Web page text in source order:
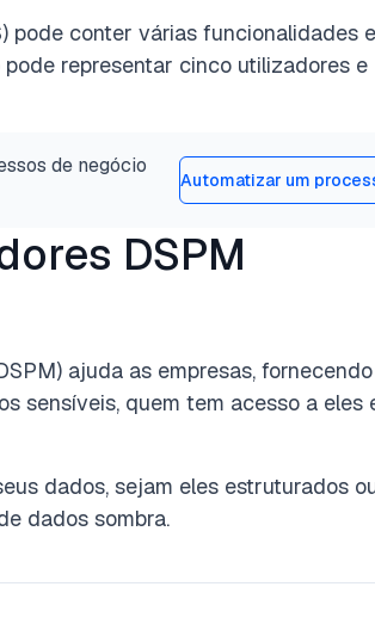
pode conter várias funcionalidades e
representar cinco utilizadores e
de negócio
Automatizar um
DSPM
ajuda as empresas, fornecendo
sensíveis, quem tem acesso a eles
dados, sejam eles estruturados
dados sombra.